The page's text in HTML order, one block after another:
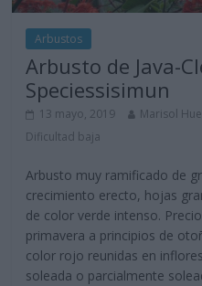
Arbustos
Arbusto de Java-
Speciessisimun
13 mayo, 2019 Marisol
Dificultad baja
Arbusto muy ramificado de
crecimiento erecto, hojas
de color verde intenso.
primavera a principios de
color rojo reunidas en
soleada o parcialmente